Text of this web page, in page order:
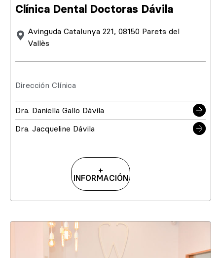
Clínica Dental Doctoras Dávila
Avinguda Catalunya 221, 08150 Parets del
Vallès
Dirección Clínica
Dra. Daniella Gallo Dávila
Dra. Jacqueline Dávila
+
INFORMACIÓN